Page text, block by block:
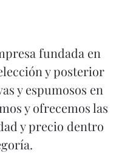
fundada en
y posterior
y espumosos en
y ofrecemos las
y precio dentro